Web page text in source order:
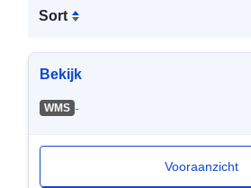
Sort
Bekijk
WMS -
Vooraanzicht